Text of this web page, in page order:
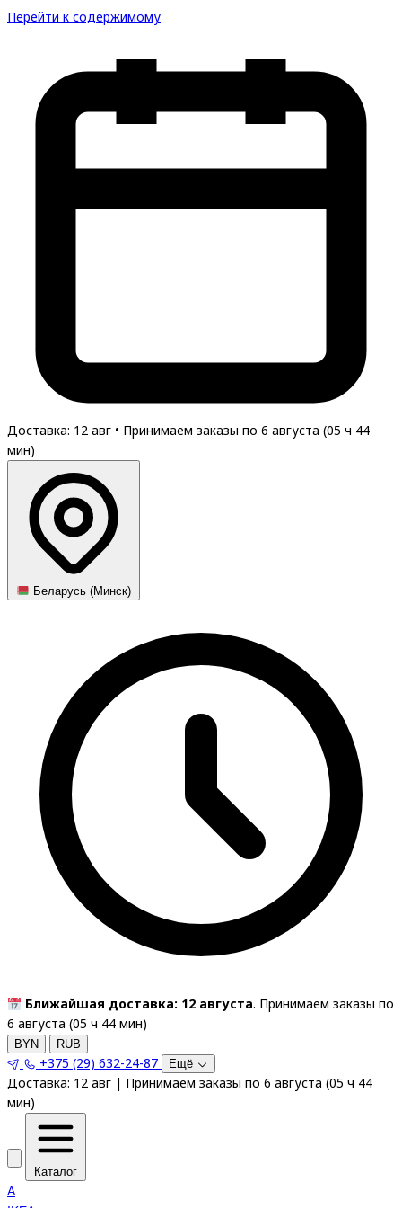
Перейти к содержимому
Доставка: 12 авг • Принимаем заказы по 6 августа (05 ч 44
мин)
Беларусь (Минск)
Ближайшая доставка: 12 августа. Принимаем заказы по
6 августа (05 ч 44 мин)
BYN RUB
+375 (29) 632-24-87 Ещё
Доставка: 12 авг | Принимаем заказы по 6 августа (05 ч 44
мин)
Каталог
A